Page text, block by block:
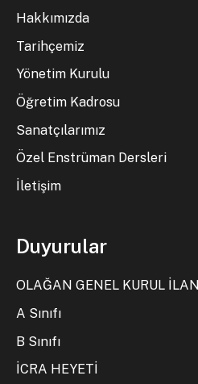
Hakkımızda
Tarihçemiz
Yönetim Kurulu
Öğretim Kadrosu
Sanatçılarımız
Özel Enstrüman Dersleri
İletişim
Duyurular
OLAĞAN GENEL KURUL İLANI
A Sınıfı
B Sınıfı
İCRA HEYETİ